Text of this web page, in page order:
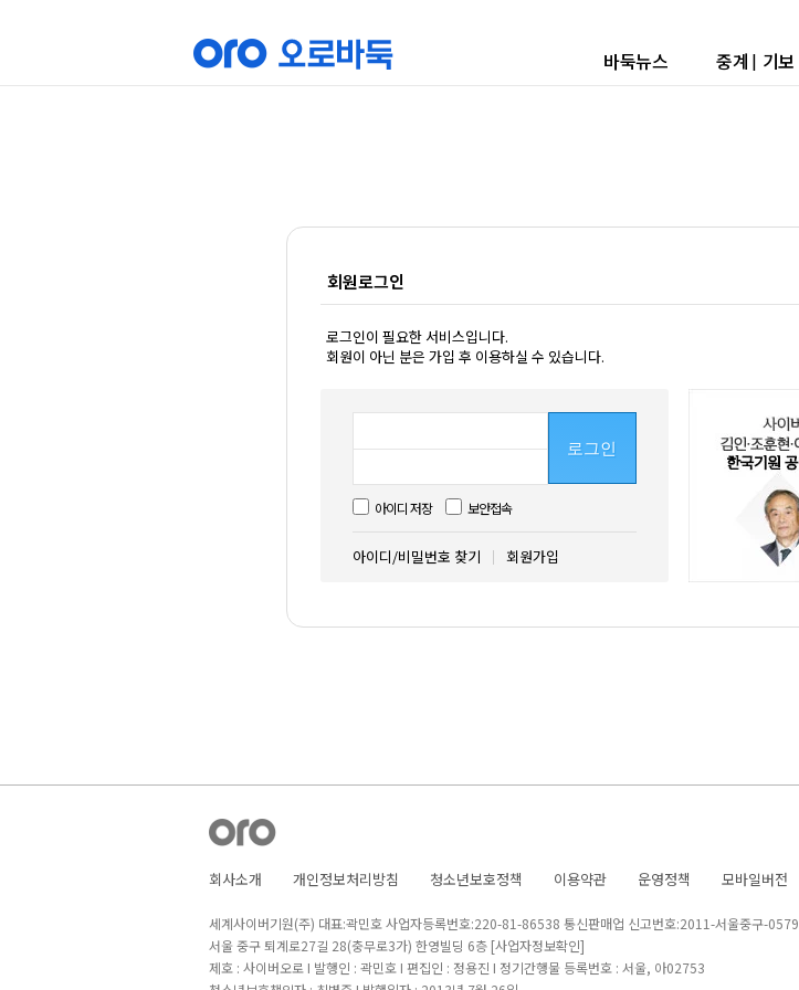
바둑뉴스 중계 | 기보
회원로그인
로그인이 필요한 서비스입니다.
회원이 아닌 분은 가입 후 이용하실 수 있습니다.
로그인
아이디 저장 보안접속
아이디/비밀번호 찾기 회원가입
회사소개 개인정보처리방침 청소년보호정책 이용약관 운영정책 모바일버전
세계사이버기원(주) 대표:곽민호 사업자등록번호:220-81-86538 통신판매업 신고번호:2011-서울중구-0579
서울 중구 퇴계로27길 28(충무로3가) 한영빌딩 6층 [사업자정보확인]
제호 : 사이버오로 I 발행인 : 곽민호 I 편집인 : 정용진 I 정기간행물 등록번호 : 서울, 아02753